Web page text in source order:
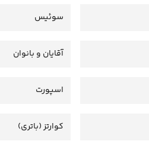
سوئیس
آقایان و بانوان
اسپورت
کوارتز (باتری)